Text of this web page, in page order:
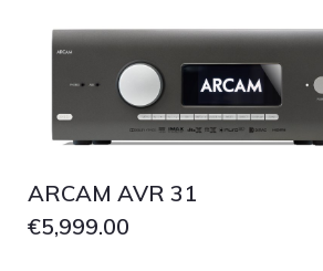
ARCAM AVR 31
€5,999.00